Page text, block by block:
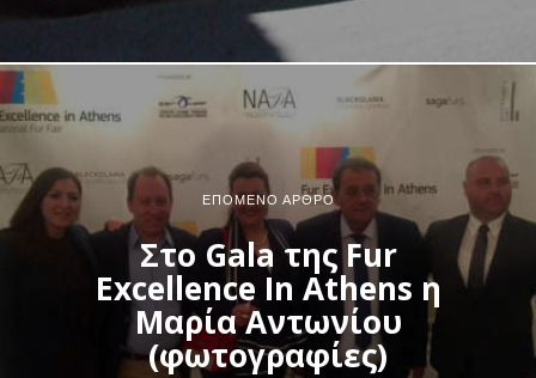
ΕΠΌΜΕΝΟ ΆΡΘΡΟ
Στο Gala της Fur
Excellence In Athens η
Μαρία Αντωνίου
(φωτογραφίες)